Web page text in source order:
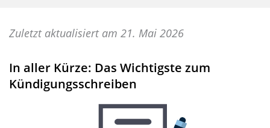
Zuletzt aktualisiert am 21. Mai 2026
In aller Kürze: Das Wichtigste zum
Kündigungsschreiben